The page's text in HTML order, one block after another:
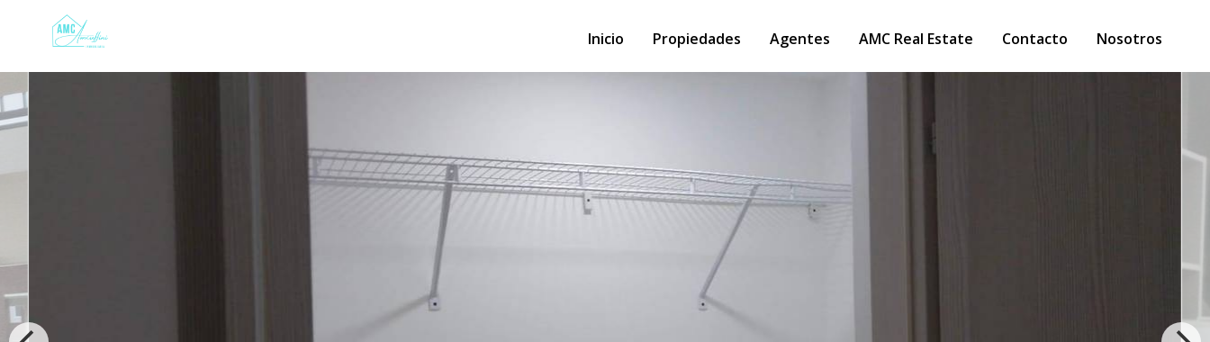
Inicio Propiedades Agentes AMC Real Estate Contacto Nosotros